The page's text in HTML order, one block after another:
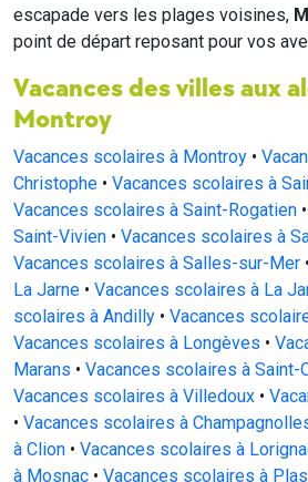
escapade vers les plages voisines,
point de départ reposant pour vos
Vacances des villes aux
Montroy
Vacances scolaires à Montroy •
Christophe • Vacances scolaires à
Vacances scolaires à Saint-Rogatien •
Saint-Vivien • Vacances scolaires à
Vacances scolaires à Salles-sur-Mer •
La Jarne • Vacances scolaires à La
scolaires à Andilly • Vacances
Vacances scolaires à Longèves •
Marans • Vacances scolaires à Saint-
Vacances scolaires à Villedoux •
• Vacances scolaires à
à Clion • Vacances scolaires à
à Mosnac • Vacances scolaires à